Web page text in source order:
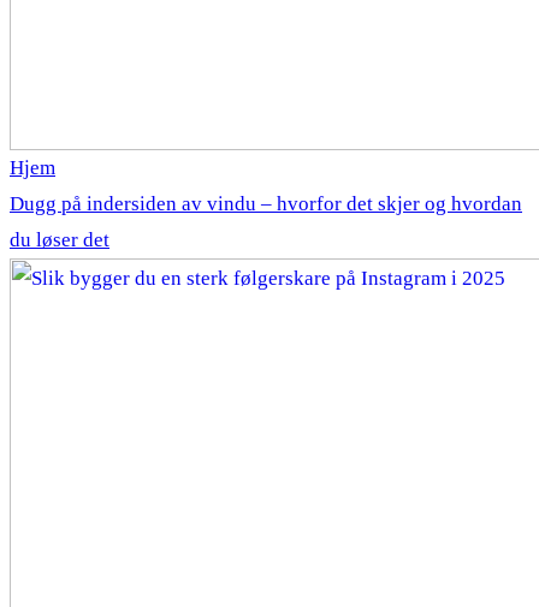
Hjem
Dugg på indersiden av vindu – hvorfor det skjer og hvordan
du løser det